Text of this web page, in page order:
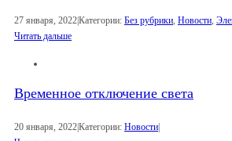
27 января, 2022|Категории: Без рубрики Новости
Читать дальше
Временное отключение света
20 января, 2022Категории: Новости